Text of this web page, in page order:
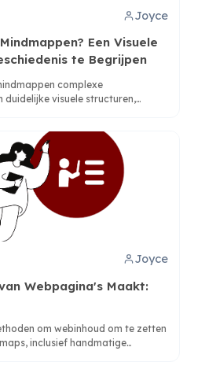
Joyce
Een Visuele
te Begrijpen
complexe
duidelijke visuele structuren,
Joyce
Webpagina's Maakt:
om webinhoud om te zetten
inclusief handmatige